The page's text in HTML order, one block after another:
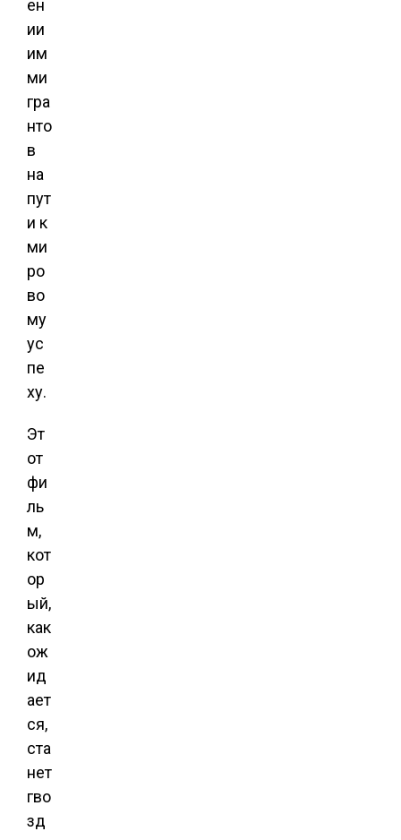
ен
ии
им
ми
гра
нто
в
на
пут
и к
ми
ро
во
му
ус
пе
ху.
Эт
от
фи
ль
м,
кот
ор
ый,
как
ож
ид
ает
ся,
ста
нет
гво
зд